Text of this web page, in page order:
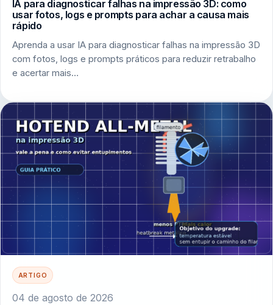
IA para diagnosticar falhas na impressão 3D: como
usar fotos, logs e prompts para achar a causa mais
rápido
Aprenda a usar IA para diagnosticar falhas na impressão 3D
com fotos, logs e prompts práticos para reduzir retrabalho
e acertar mais…
ARTIGO
04 de agosto de 2026